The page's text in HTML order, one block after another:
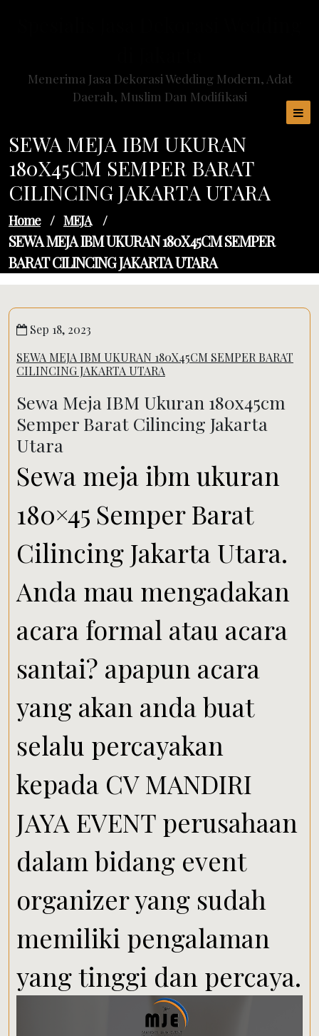
Menerima Jasa Dekorasi Wedding Modern, Adat
Daerah, Muslim Dan Modifikasi
SEWA MEJA IBM UKURAN
180X45CM SEMPER BARAT
CILINCING JAKARTA UTARA
Home / MEJA /
SEWA MEJA IBM UKURAN 180X45CM SEMPER
BARAT CILINCING JAKARTA UTARA
Sep 18, 2023
SEWA MEJA IBM UKURAN 180X45CM SEMPER BARAT
CILINCING JAKARTA UTARA
Sewa Meja IBM Ukuran 180x45cm
Semper Barat Cilincing Jakarta
Utara
Sewa meja ibm ukuran
180×45 Semper Barat
Cilincing Jakarta Utara.
Anda mau mengadakan
acara formal atau acara
santai? apapun acara
yang akan anda buat
selalu percayakan
kepada CV MANDIRI
JAYA EVENT perusahaan
dalam bidang event
organizer yang sudah
memiliki pengalaman
yang tinggi dan percaya.